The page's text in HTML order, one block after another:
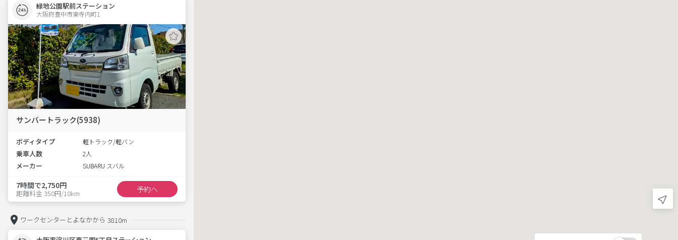
緑地公園駅前ステーション
大阪府豊中市東寺内町1
サンバートラック(5938)
ボディタイプ 軽トラック/軽バン
乗車人数 2人
メーカー SUBARU スバル
7時間で2,750円
距離料金 350円/10km 予約へ
ワークセンターとよなかから 3810m